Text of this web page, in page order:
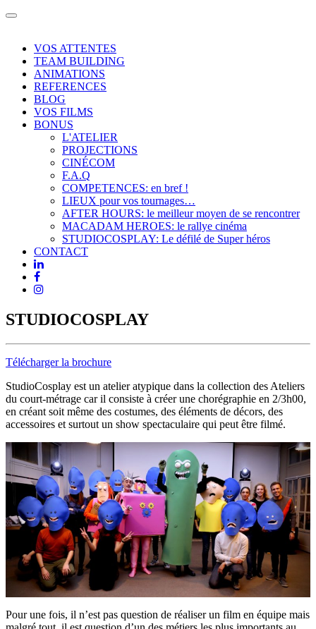
Toggle
VOS ATTENTES
TEAM BUILDING
ANIMATIONS
REFERENCES
BLOG
VOS FILMS
BONUS
L'ATELIER
PROJECTIONS
CINÉCOM
F.A.Q
COMPETENCES: en bref !
LIEUX pour vos tournages…
AFTER HOURS: le meilleur moyen de se rencontrer
MACADAM HEROES: le rallye cinéma
STUDIOCOSPLAY: Le défilé de Super héros
CONTACT
STUDIOCOSPLAY
Télécharger la brochure
StudioCosplay est un atelier atypique dans la collection des Ateliers
du court-métrage car il consiste à créer une chorégraphie en 2/3h00,
en créant soit même des costumes, des éléments de décors, des
accessoires et surtout un show spectaculaire qui peut être filmé.
Pour une fois, il n’est pas question de réaliser un film en équipe mais